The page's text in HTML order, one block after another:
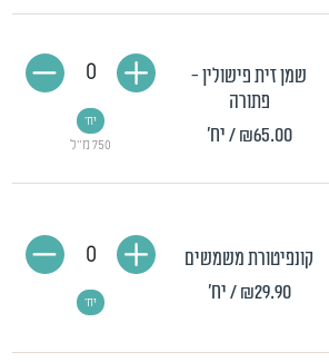
שמן זית פישולין -
פתורה
₪65.00 / יח' 750 מ"ל
יח'
0
קונפיטורת משמשים
₪29.90 / יח' יח'
0